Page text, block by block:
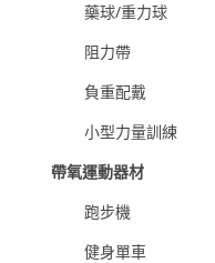
藥球/重力球
阻力帶
負重配戴
小型力量訓練
帶氧運動器材
跑步機
健身單車